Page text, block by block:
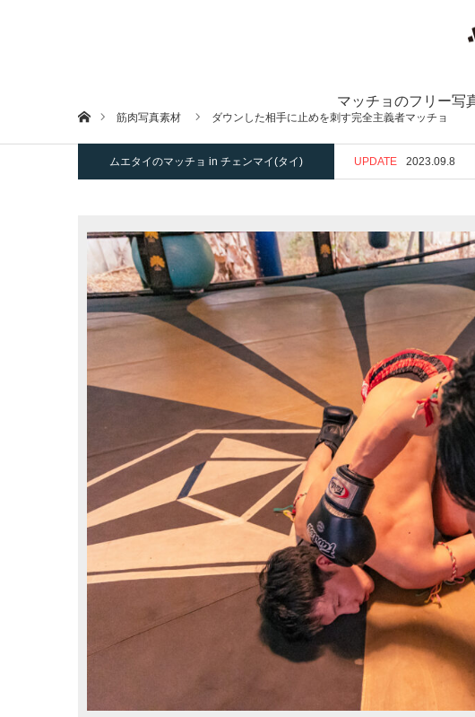
マッチョのフリー写
ホーム筋肉写真素材 ダウンした相手に止めを刺す完全主義者マッチョ
ムエタイのマッチョ in チェンマイ(タイ) UPDATE 2023.09.8